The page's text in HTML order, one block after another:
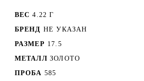
ВЕС 4.22 Г
БРЕНД НЕ УКАЗАН
РАЗМЕР 17.5
МЕТАЛЛ ЗОЛОТО
ПРОБА 585